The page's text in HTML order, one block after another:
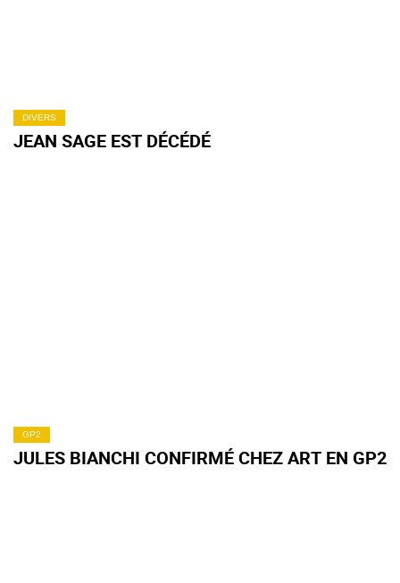
DIVERS
JEAN SAGE EST DÉCÉDÉ
GP2
JULES BIANCHI CONFIRMÉ CHEZ ART EN GP2